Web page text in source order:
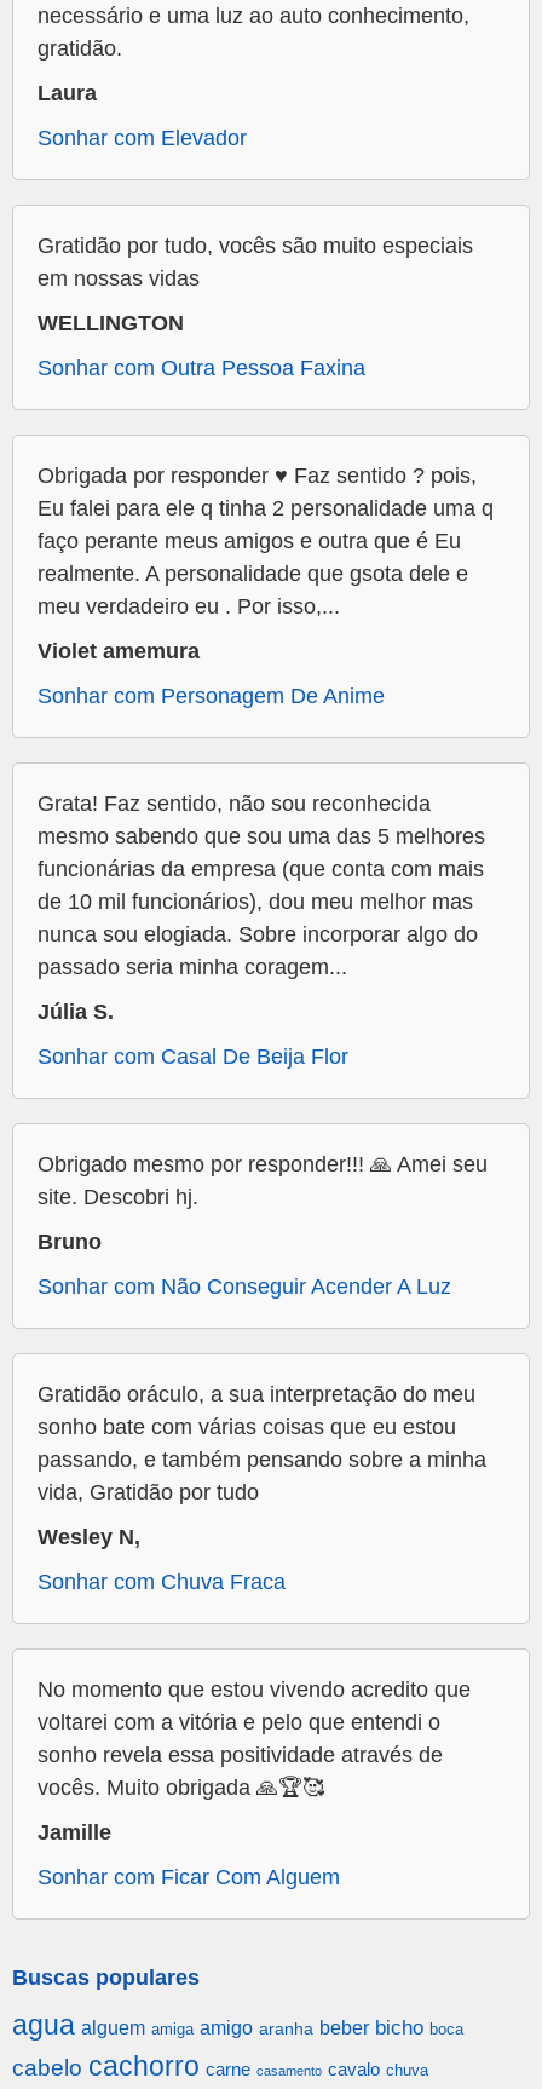
necessário e uma luz ao auto conhecimento,
gratidão.
Laura
Sonhar com Elevador
Gratidão por tudo, vocês são muito especiais
em nossas vidas
WELLINGTON
Sonhar com Outra Pessoa Faxina
Obrigada por responder ♥️ Faz sentido ? pois,
Eu falei para ele q tinha 2 personalidade uma q
faço perante meus amigos e outra que é Eu
realmente. A personalidade que gsota dele e
meu verdadeiro eu . Por isso,...
Violet amemura
Sonhar com Personagem De Anime
Grata! Faz sentido, não sou reconhecida
mesmo sabendo que sou uma das 5 melhores
funcionárias da empresa (que conta com mais
de 10 mil funcionários), dou meu melhor mas
nunca sou elogiada. Sobre incorporar algo do
passado seria minha coragem...
Júlia S.
Sonhar com Casal De Beija Flor
Obrigado mesmo por responder!!! 🙏 Amei seu
site. Descobri hj.
Bruno
Sonhar com Não Conseguir Acender A Luz
Gratidão oráculo, a sua interpretação do meu
sonho bate com várias coisas que eu estou
passando, e também pensando sobre a minha
vida, Gratidão por tudo
Wesley N,
Sonhar com Chuva Fraca
No momento que estou vivendo acredito que
voltarei com a vitória e pelo que entendi o
sonho revela essa positividade através de
vocês. Muito obrigada 🙏🏆🥰
Jamille
Sonhar com Ficar Com Alguem
Buscas populares
agua alguem amiga amigo aranha beber bicho boca
cabelo cachorro carne casamento cavalo chuva